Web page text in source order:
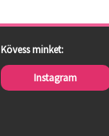
Kövess minket:
Instagram